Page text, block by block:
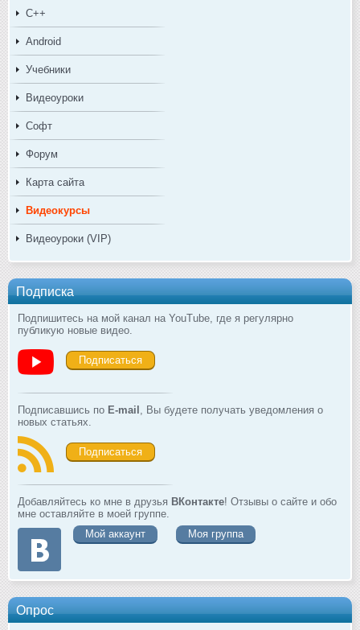
C++
Android
Учебники
Видеоуроки
Софт
Форум
Карта сайта
Видеокурсы
Видеоуроки (VIP)
Подписка
Подпишитесь на мой канал на YouTube, где я регулярно
публикую новые видео.
Подписаться
Подписавшись по E-mail , Вы будете получать уведомления о
новых статьях.
Подписаться
Добавляйтесь ко мне в друзья ВКонтакте! Отзывы о сайте и обо
мне оставляйте в моей группе.
Мой аккаунт
Моя группа
Опрос